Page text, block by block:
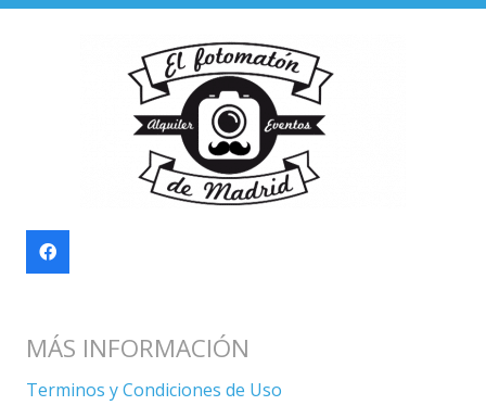
MÁS INFORMACIÓN
Terminos y Condiciones de Uso